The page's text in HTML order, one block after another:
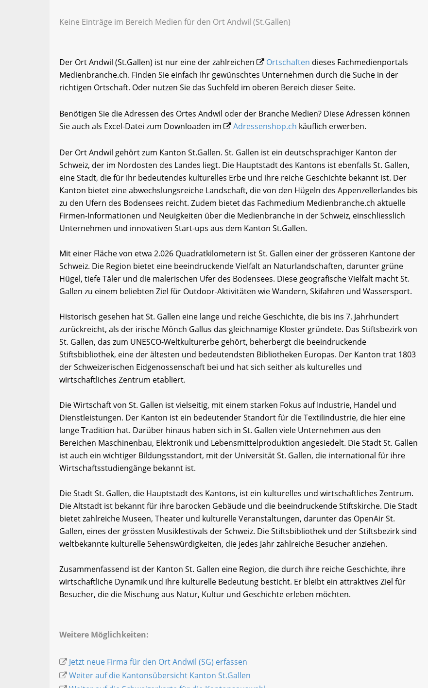
Keine Einträge im Bereich Medien für den Ort Andwil (St.Gallen)
Der Ort Andwil (St.Gallen) ist nur eine der zahlreichen Ortschaften dieses Fachmedienportals
Medienbranche.ch. Finden Sie einfach Ihr gewünschtes Unternehmen durch die Suche in der
richtigen Ortschaft. Oder nutzen Sie das Suchfeld im oberen Bereich dieser Seite.
Benötigen Sie die Adressen des Ortes Andwil oder der Branche Medien? Diese Adressen können
Sie auch als Excel-Datei zum Downloaden im
Adressenshop.ch käuflich erwerben.
Der Ort Andwil gehört zum Kanton St.Gallen. St. Gallen ist ein deutschsprachiger Kanton der
Schweiz, der im Nordosten des Landes liegt. Die Hauptstadt des Kantons ist ebenfalls St. Gallen,
eine Stadt, die für ihr bedeutendes kulturelles Erbe und ihre reiche Geschichte bekannt ist. Der
Kanton bietet eine abwechslungsreiche Landschaft, die von den Hügeln des Appenzellerlandes bis
zu den Ufern des Bodensees reicht. Zudem bietet das Fachmedium Medienbranche.ch aktuelle
Firmen-Informationen und Neuigkeiten über die Medienbranche in der Schweiz, einschliesslich
Unternehmen und innovativen Start-ups aus dem Kanton St.Gallen.
Mit einer Fläche von etwa 2.026 Quadratkilometern ist St. Gallen einer der grösseren Kantone der
Schweiz. Die Region bietet eine beeindruckende Vielfalt an Naturlandschaften, darunter grüne
Hügel, tiefe Täler und die malerischen Ufer des Bodensees. Diese geografische Vielfalt macht St.
Gallen zu einem beliebten Ziel für Outdoor-Aktivitäten wie Wandern, Skifahren und Wassersport.
Historisch gesehen hat St. Gallen eine lange und reiche Geschichte, die bis ins 7. Jahrhundert
zurückreicht, als der irische Mönch Gallus das gleichnamige Kloster gründete. Das Stiftsbezirk von
St. Gallen, das zum UNESCO-Weltkulturerbe gehört, beherbergt die beeindruckende
Stiftsbibliothek, eine der ältesten und bedeutendsten Bibliotheken Europas. Der Kanton trat 1803
der Schweizerischen Eidgenossenschaft bei und hat sich seither als kulturelles und
wirtschaftliches Zentrum etabliert.
Die Wirtschaft von St. Gallen ist vielseitig, mit einem starken Fokus auf Industrie, Handel und
Dienstleistungen. Der Kanton ist ein bedeutender Standort für die Textilindustrie, die hier eine
lange Tradition hat. Darüber hinaus haben sich in St. Gallen viele Unternehmen aus den
Bereichen Maschinenbau, Elektronik und Lebensmittelproduktion angesiedelt. Die Stadt St. Gallen
ist auch ein wichtiger Bildungsstandort, mit der Universität St. Gallen, die international für ihre
Wirtschaftsstudiengänge bekannt ist.
Die Stadt St. Gallen, die Hauptstadt des Kantons, ist ein kulturelles und wirtschaftliches Zentrum.
Die Altstadt ist bekannt für ihre barocken Gebäude und die beeindruckende Stiftskirche. Die Stadt
bietet zahlreiche Museen, Theater und kulturelle Veranstaltungen, darunter das OpenAir St.
Gallen, eines der grössten Musikfestivals der Schweiz. Die Stiftsbibliothek und der Stiftsbezirk sind
weltbekannte kulturelle Sehenswürdigkeiten, die jedes Jahr zahlreiche Besucher anziehen.
Zusammenfassend ist der Kanton St. Gallen eine Region, die durch ihre reiche Geschichte, ihre
wirtschaftliche Dynamik und ihre kulturelle Bedeutung besticht. Er bleibt ein attraktives Ziel für
Besucher, die die Mischung aus Natur, Kultur und Geschichte erleben möchten.
Weitere Möglichkeiten:
Jetzt neue Firma für den Ort Andwil (SG) erfassen
Weiter auf die Kantonsübersicht Kanton St.Gallen